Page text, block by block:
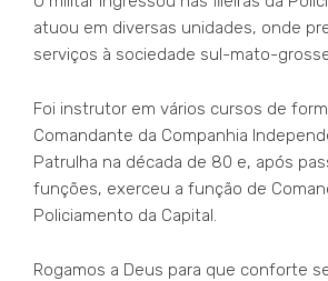
atuou em diversas unidades, onde
serviços à sociedade sul-mato-
Foi instrutor em vários cursos de
Comandante da Companhia
Patrulha na década de 80 e, após
funções, exerceu a função de
Policiamento da Capital.
Rogamos a Deus para que conforte